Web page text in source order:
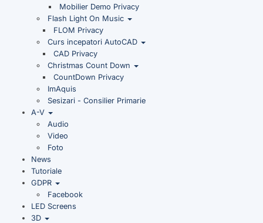
Mobilier Demo Privacy
Flash Light On Music
FLOM Privacy
Curs incepatori AutoCAD
CAD Privacy
Christmas Count Down
CountDown Privacy
ImAquis
Sesizari - Consilier Primarie
A-V
Audio
Video
Foto
News
Tutoriale
GDPR
Facebook
LED Screens
3D